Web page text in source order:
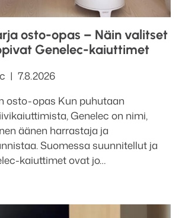
osto-opas – Näin valitset
Genelec-kaiuttimet
Julkaistu
7.8.2026
osto-opas Kun puhutaan
Genelec on nimi,
äänen harrastaja ja
Suomessa suunnitellut ja
kaiuttimet ovat jo…